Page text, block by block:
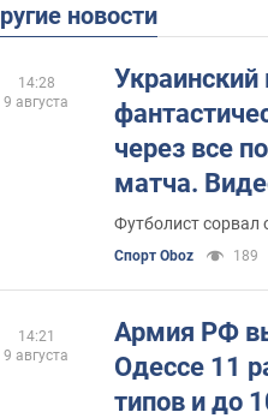
Другие новости
Украинский
через все
матча.
Футболист сорвал
Спорт Oboz 189
14:28
9 августа
Армия РФ
Одессе 11
типов и до
14:21
9 августа